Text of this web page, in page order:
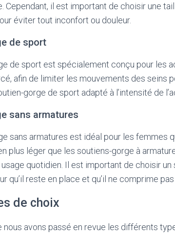
Cependant, il est important de choisir une
éviter tout inconfort ou douleur.
de sport
de sport est spécialement conçu pour les
afin de limiter les mouvements des seins
gorge de sport adapté à l’intensité de
sans armatures
sans armatures est idéal pour les femmes
plus léger que les soutiens-gorge à
quotidien. Il est important de choisir
qu’il reste en place et qu’il ne comprime pas
de choix
nous avons passé en revue les différents